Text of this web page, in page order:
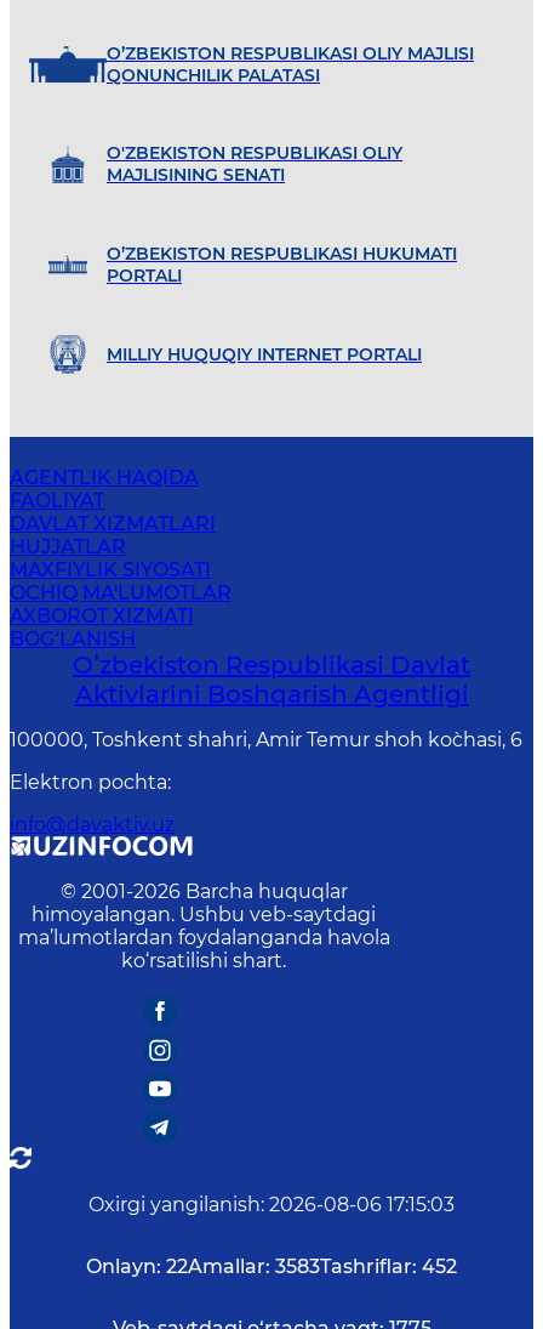
O’ZBEKISTON RESPUBLIKASI OLIY MAJLISI
QONUNCHILIK PALATASI
O'ZBEKISTON RESPUBLIKASI OLIY
MAJLISINING SENATI
O’ZBEKISTON RESPUBLIKASI HUKUMATI
PORTALI
MILLIY HUQUQIY INTERNET PORTALI
AGENTLIK HAQIDA
FAOLIYAT
DAVLAT XIZMATLARI
HUJJATLAR
MAXFIYLIK SIYOSATI
OCHIQ MA'LUMOTLAR
AXBOROT XIZMATI
BOG‘LANISH
Oʻzbekiston Respublikasi Davlat
Aktivlarini Boshqarish Agentligi
100000, Toshkent shahri, Amir Temur shoh ko`chasi, 6
Elektron pochta:
info@davaktiv.uz
© 2001-2026 Barcha huquqlar
himoyalangan. Ushbu veb-saytdagi
ma’lumotlardan foydalanganda havola
ko‘rsatilishi shart.
Oxirgi yangilanish: 2026-08-06 17:15:03
Onlayn: 22Amallar: 3583Tashriflar: 452